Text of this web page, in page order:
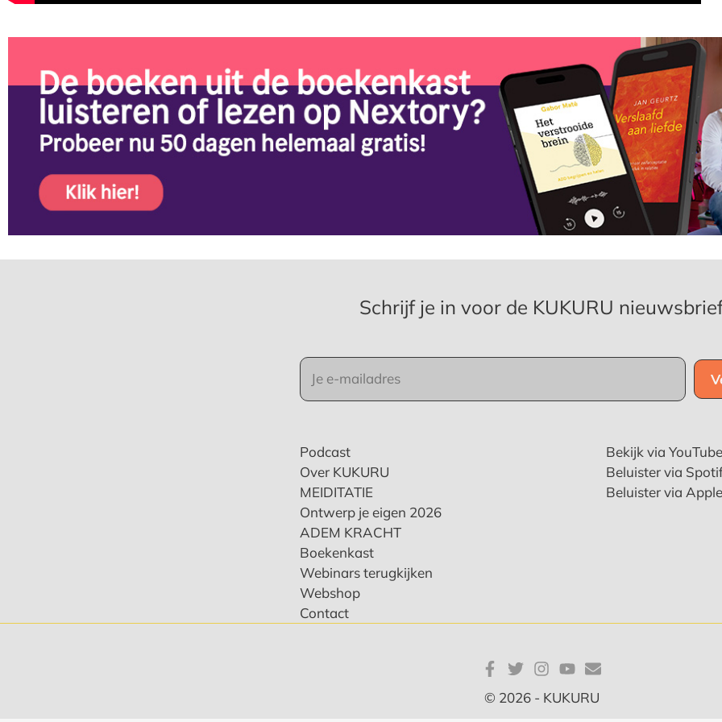
Podcast
Over KUKURU
MEIDITATIE
Ontwerp je eigen 2026
ADEM KRACHT
Boekenkast
Webinars terugkijken
Webshop
Contact
Bekijk via YouTube
Beluister via
Beluister via
Schrijf je in voor de KUKURU
© 2026 - KUKURU